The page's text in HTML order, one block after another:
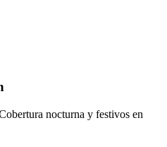
nocturna y festivos en